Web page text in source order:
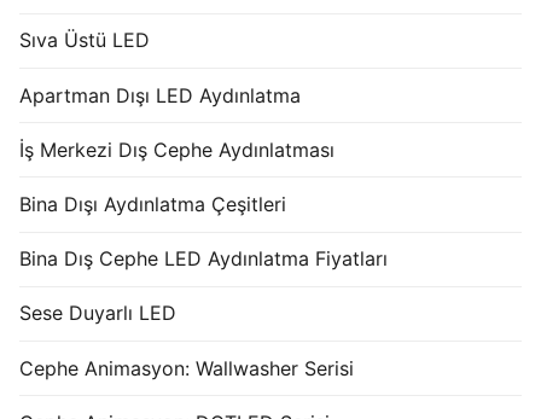
Sıva Üstü LED
Apartman Dışı LED Aydınlatma
İş Merkezi Dış Cephe Aydınlatması
Bina Dışı Aydınlatma Çeşitleri
Bina Dış Cephe LED Aydınlatma Fiyatları
Sese Duyarlı LED
Cephe Animasyon: Wallwasher Serisi